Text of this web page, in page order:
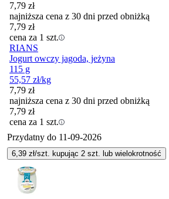
7,79 zł
najniższa cena z 30 dni przed obniżką
7,79 zł
cena za 1 szt.
RIANS
Jogurt owczy jagoda, jeżyna
115 g
55,57 zł/kg
7,79 zł
najniższa cena z 30 dni przed obniżką
7,79 zł
cena za 1 szt.
Przydatny do 11-09-2026
6,39 zł/szt. kupując 2 szt. lub wielokrotność